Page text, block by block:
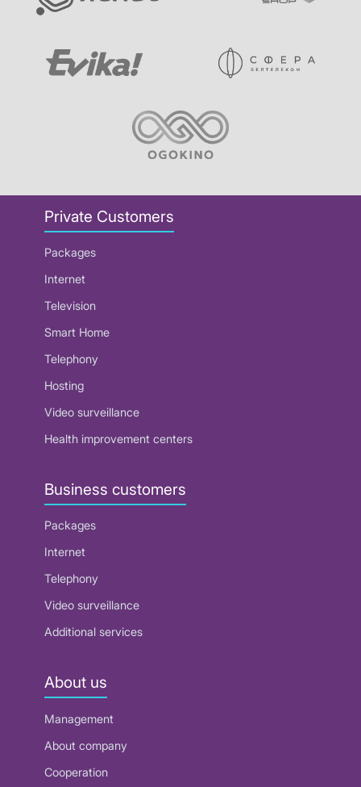
Private Customers
Packages
Internet
Television
Smart Home
Telephony
Hosting
Video surveillance
Health improvement centers
Business customers
Packages
Internet
Telephony
Video surveillance
Additional services
About us
Management
About company
Cooperation